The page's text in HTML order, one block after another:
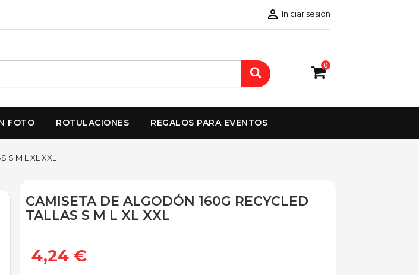
 Iniciar sesión
0
FOTO ROTULACIONES REGALOS PARA EVENTOS
S M L XL XXL
CAMISETA DE ALGODÓN 160G RECYCLED
TALLAS S M L XL XXL
4,24 €